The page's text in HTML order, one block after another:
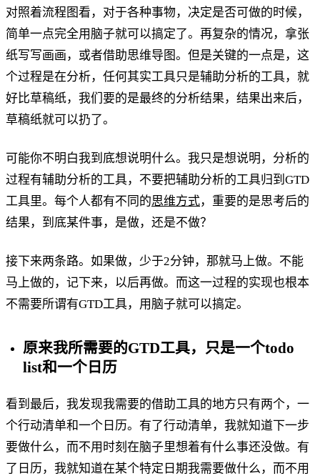
对照着流程图看，对于各种事物，决定是否可做的时候，
简单一点完全用脑子就可以搞定了。再复杂的情况，拿张
纸写写画画，或者借助思维导图。但是关键的一点是，这
个过程是在分析，任何其实工具只是辅助分析的工具，就
好比草稿纸，我们要的是最终的分析结果，结果出来后，
草稿纸就可以扔了。
可能你不明白我到底想说明什么。我只是想说明，分析的
过程有辅助分析的工具，不要把辅助分析的工具归到GTD
工具里。每个人都有不同的思维方式，重要的是思考后的
结果，到底某件事，是做，还是不做？
接下来两条路。如果做，少于2分钟，那就马上做。不能
马上做的，记下来，以后再做。而这一过程的实现也根本
不需要所谓有GTD工具，用脑子就可以搞定。
原来我所需要的GTD工具，只是一个todo
list和一个日历
看到最后，我发现我需要的借助工具的地方只有两个，一
个行动清单和一个日历。有了行动清单，我就知道下一步
要做什么，而不用时刻在脑子里想着有什么事还没做。有
了日历，我就知道在某个特定日期我需要做什么，而不用